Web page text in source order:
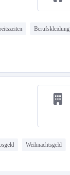
Berufskleidung
Weihnachtsgeld